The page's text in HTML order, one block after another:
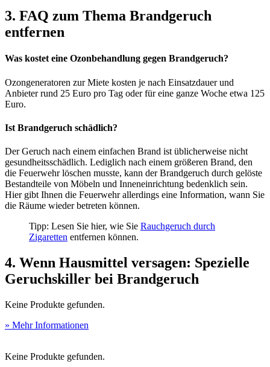
3. FAQ zum Thema Brandgeruch
entfernen
Was kostet eine Ozonbehandlung gegen Brandgeruch?
Ozongeneratoren zur Miete kosten je nach Einsatzdauer und
Anbieter rund 25 Euro pro Tag oder für eine ganze Woche etwa 125
Euro.
Ist Brandgeruch schädlich?
Der Geruch nach einem einfachen Brand ist üblicherweise nicht
gesundheitsschädlich. Lediglich nach einem größeren Brand, den
die Feuerwehr löschen musste, kann der Brandgeruch durch gelöste
Bestandteile von Möbeln und Inneneinrichtung bedenklich sein.
Hier gibt Ihnen die Feuerwehr allerdings eine Information, wann Sie
die Räume wieder betreten können.
Tipp: Lesen Sie hier, wie Sie Rauchgeruch durch
Zigaretten entfernen können.
4. Wenn Hausmittel versagen: Spezielle
Geruchskiller bei Brandgeruch
Keine Produkte gefunden.
» Mehr Informationen
Keine Produkte gefunden.